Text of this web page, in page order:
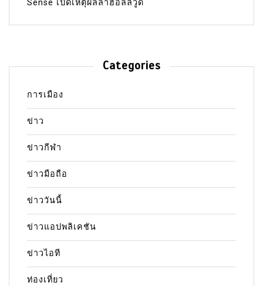
Sense เปิดเหตุผลลาฮอลลีวูด
Categories
การเมือง
ข่าว
ข่าวกีฬา
ข่าวมือถือ
ข่าววันนี้
ข่าวแอปพลิเคชัน
ข่าวไอที
ท่องเที่ยว